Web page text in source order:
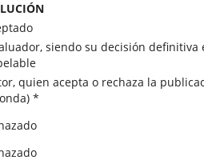
siendo su decisión definitiva
quien acepta o rechaza la
*